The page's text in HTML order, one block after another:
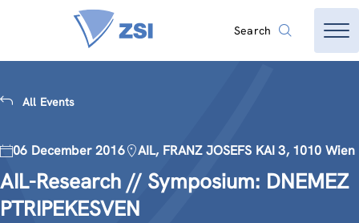
Search
All Events
06 December 2016 AIL, FRANZ JOSEFS KAI 3, 1010 Wien
AIL-Research // Symposium: DNEMEZ
PTRIPEKESVEN